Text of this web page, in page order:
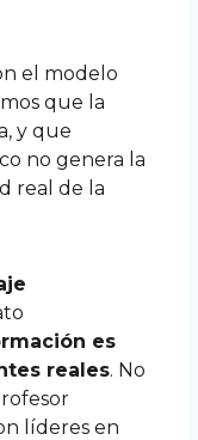
el modelo
que la
y que
no genera la
real de la
es
reales. No
líderes en